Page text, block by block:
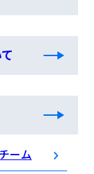
ーム